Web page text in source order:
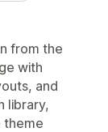
from the
with
and
library,
theme